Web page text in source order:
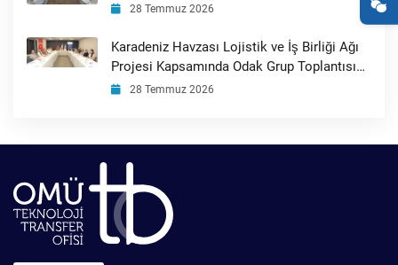
28 Temmuz 2026
Karadeniz Havzası Lojistik ve İş Birliği Ağı
Projesi Kapsamında Odak Grup Toplantısı
Gerçekleştirildi
28 Temmuz 2026